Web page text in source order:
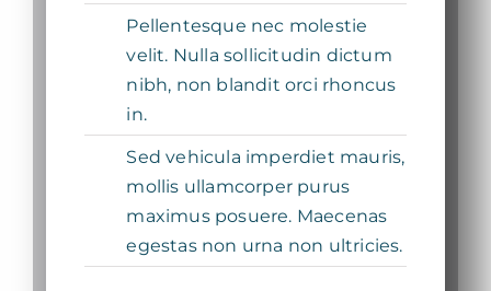
Pellentesque nec molestie
velit. Nulla sollicitudin dictum
nibh, non blandit orci rhoncus
in.
Sed vehicula imperdiet mauris,
mollis ullamcorper purus
maximus posuere. Maecenas
egestas non urna non ultricies.